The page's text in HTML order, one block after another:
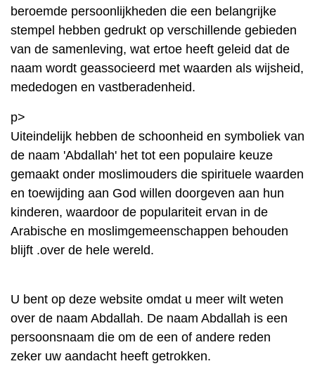
beroemde persoonlijkheden die een belangrijke
stempel hebben gedrukt op verschillende gebieden
van de samenleving, wat ertoe heeft geleid dat de
naam wordt geassocieerd met waarden als wijsheid,
mededogen en vastberadenheid.
p>
Uiteindelijk hebben de schoonheid en symboliek van
de naam 'Abdallah' het tot een populaire keuze
gemaakt onder moslimouders die spirituele waarden
en toewijding aan God willen doorgeven aan hun
kinderen, waardoor de populariteit ervan in de
Arabische en moslimgemeenschappen behouden
blijft .over de hele wereld.
U bent op deze website omdat u meer wilt weten
over de naam Abdallah. De naam Abdallah is een
persoonsnaam die om de een of andere reden
zeker uw aandacht heeft getrokken.